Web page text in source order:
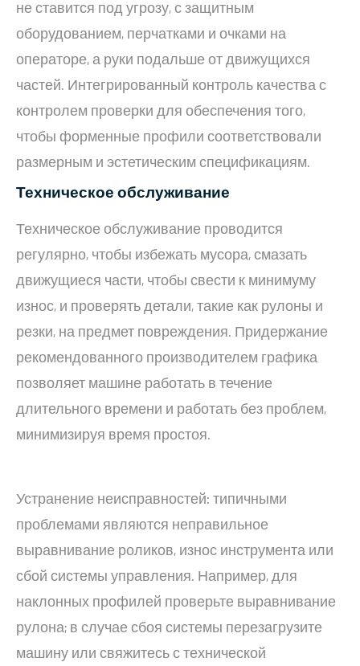
не ставится под угрозу, с защитным
оборудованием, перчатками и очками на
операторе, а руки подальше от движущихся
частей. Интегрированный контроль качества с
контролем проверки для обеспечения того,
чтобы форменные профили соответствовали
размерным и эстетическим спецификациям.
Техническое обслуживание
Техническое обслуживание проводится
регулярно, чтобы избежать мусора, смазать
движущиеся части, чтобы свести к минимуму
износ, и проверять детали, такие как рулоны и
резки, на предмет повреждения. Придержание
рекомендованного производителем графика
позволяет машине работать в течение
длительного времени и работать без проблем,
минимизируя время простоя.
Устранение неисправностей: типичными
проблемами являются неправильное
выравнивание роликов, износ инструмента или
сбой системы управления. Например, для
наклонных профилей проверьте выравнивание
рулона; в случае сбоя системы перезагрузите
машину или свяжитесь с технической